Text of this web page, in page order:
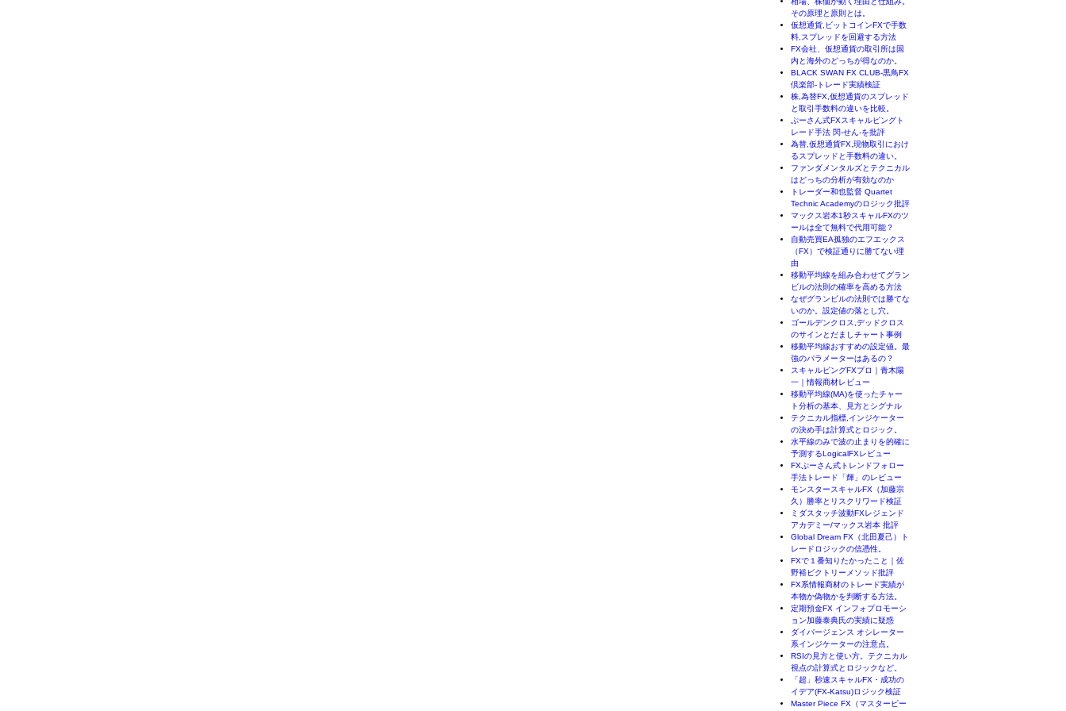
その原理と原則とは。
仮想通貨,ビットコインFXで手数
料,スプレッドを回避する方法
FX会社、仮想通貨の取引所は国
内と海外のどっちが得なのか。
BLACK SWAN FX CLUB-黒鳥FX
倶楽部-トレード実績検証
株,為替FX,仮想通貨のスプレッド
と取引手数料の違いを比較。
ぷーさん式FXスキャルピングト
レード手法 閃-せん-を批評
為替,仮想通貨FX,現物取引におけ
るスプレッドと手数料の違い。
ファンダメンタルズとテクニカル
はどっちの分析が有効なのか
トレーダー和也監督 Quartet
Technic Academyのロジック批評
マックス岩本1秒スキャルFXのツ
ールは全て無料で代用可能？
自動売買EA孤独のエフエックス
（FX）で検証通りに勝てない理
由
移動平均線を組み合わせてグラン
ビルの法則の確率を高める方法
なぜグランビルの法則では勝てな
いのか。設定値の落とし穴。
ゴールデンクロス,デッドクロス
のサインとだましチャート事例
移動平均線おすすめの設定値。最
強のパラメーターはあるの？
スキャルピングFXプロ｜青木陽
一｜情報商材レビュー
移動平均線(MA)を使ったチャー
ト分析の基本、見方とシグナル
テクニカル指標,インジケーター
の決め手は計算式とロジック。
水平線のみで波の止まりを的確に
予測するLogicalFXレビュー
FXぷーさん式トレンドフォロー
手法トレード「輝」のレビュー
モンスタースキャルFX（加藤宗
久）勝率とリスクリワード検証
ミダスタッチ波動FXレジェンド
アカデミー/マックス岩本 批評
Global Dream FX（北田夏己）ト
レードロジックの信憑性。
FXで１番知りたかったこと｜佐
野裕ビクトリーメソッド批評
FX系情報商材のトレード実績が
本物か偽物かを判断する方法。
定期預金FX インフォプロモーシ
ョン加藤泰典氏の実績に疑惑
ダイバージェンス オシレーター
系インジケーターの注意点。
RSIの見方と使い方。テクニカル
視点の計算式とロジックなど。
「超」秒速スキャルFX・成功の
イデア(FX-Katsu)ロジック検証
Master Piece FX（マスターピー